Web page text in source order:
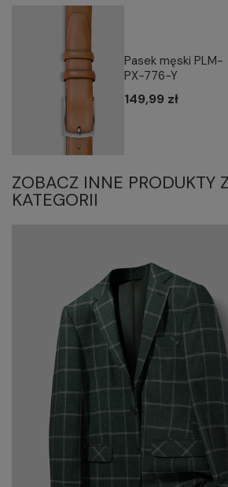
Pasek męski PLM-
PX-776-Y
149,99 zł
ZOBACZ INNE PRODUKTY
KATEGORII